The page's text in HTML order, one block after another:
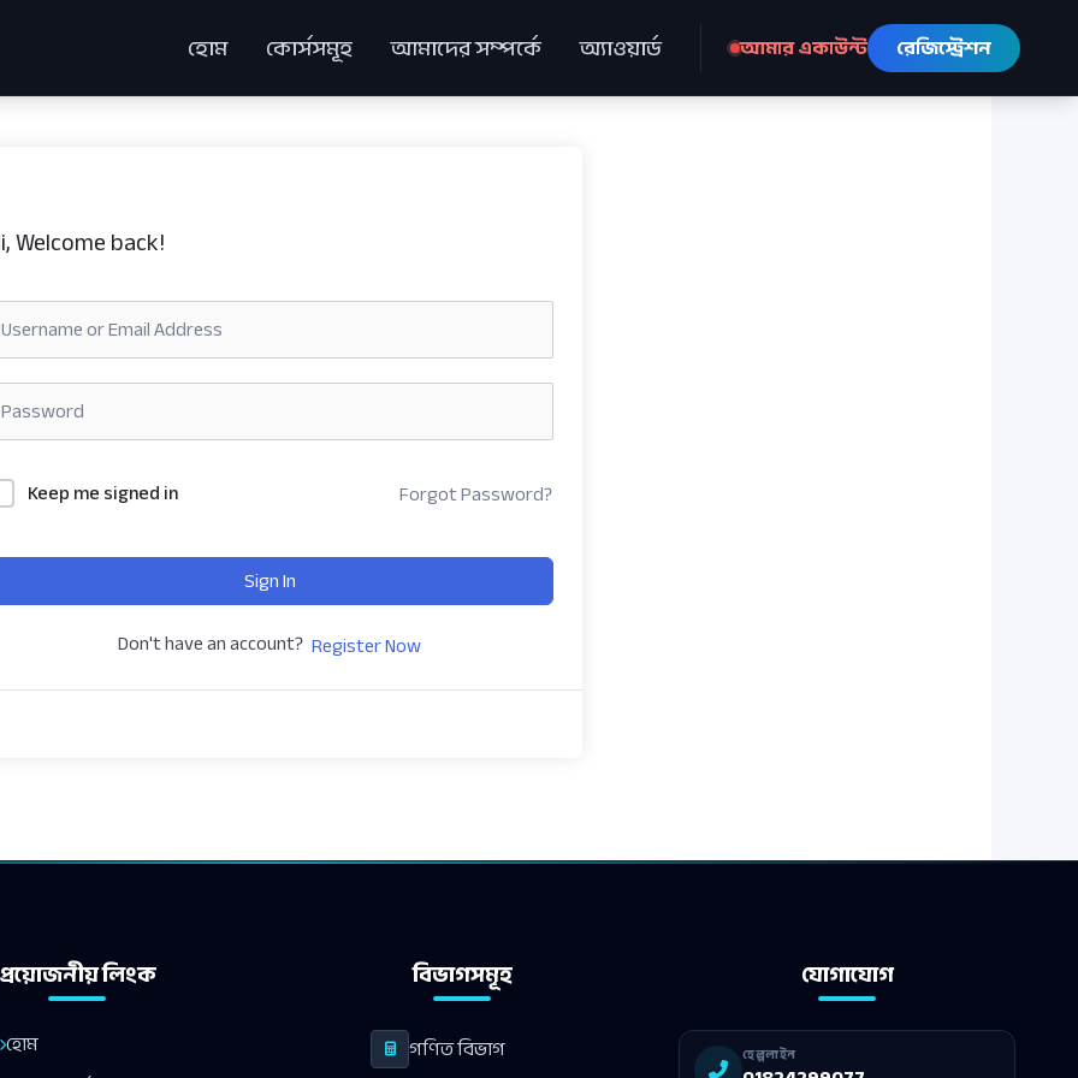
হোম কোর্সসমূহ আমাদের সম্পর্কে অ্যাওয়ার্ড আমার একাউন্ট রেজিস্ট্রেশন
Welcome back!
Keep me signed in Forgot Password?
Sign In
Don't have an account? Register Now
প্রয়োজনীয় লিংক
হোম
বিভাগসমূহ
গণিত বিভাগ
যোগাযোগ
হেল্পলাইন